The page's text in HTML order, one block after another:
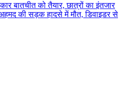
बातचीत को तैयार, छात्रों का इंतजार
की सड़क हादसे में मौत, डिवाइडर से